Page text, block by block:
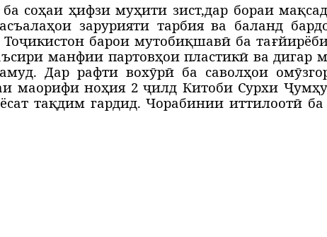
соҳаи ҳифзи муҳити зист,дар бораи
зарурияти тарбия ва баланд
ҷикистон барои мутобиқшавӣ ба тағ
манфии партовҳои пластикӣ ва дигар
Дар рафти вохӯрӣ ба саволҳои омӯ
маорифи ноҳия 2 ҷилд Китоби Сурхи Ҷумҳ
тақдим гардид. Чорабинии иттилоотӣ ба